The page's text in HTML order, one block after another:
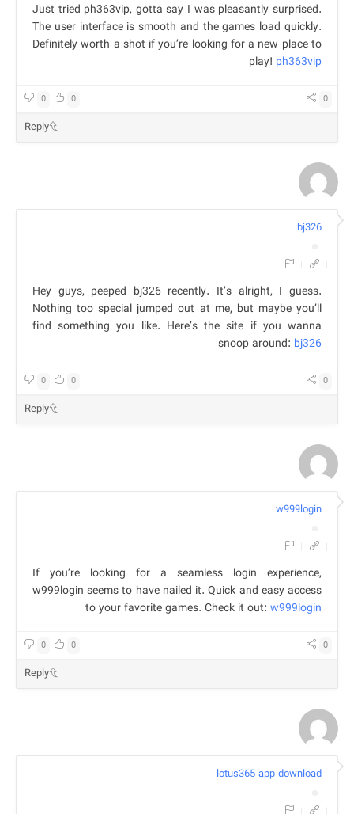
Just tried ph363vip, gotta say I was pleasantly surprised.
The user interface is smooth and the games load quickly.
Definitely worth a shot if you’re looking for a new place to
play! ph363vip
0
0 0
Reply
bj326
Hey guys, peeped bj326 recently. It’s alright, I guess.
Nothing too special jumped out at me, but maybe you’ll
find something you like. Here’s the site if you wanna
snoop around: bj326
0
0 0
Reply
w999login
If you’re looking for a seamless login experience,
w999login seems to have nailed it. Quick and easy access
to your favorite games. Check it out: w999login
0
0 0
Reply
lotus365 app download